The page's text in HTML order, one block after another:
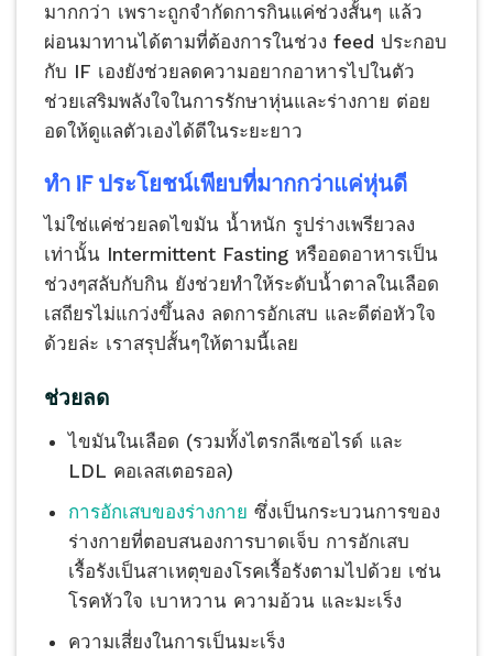
มากกว่า เพราะถูกจำกัดการกินแค่ช่วงสั้นๆ แล้ว
ผ่อนมาทานได้ตามที่ต้องการในช่วง feed ประกอบ
กับ IF เองยังช่วยลดความอยากอาหารไปในตัว
ช่วยเสริมพลังใจในการรักษาหุ่นและร่างกาย ต่อย
อดให้ดูแลตัวเองได้ดีในระยะยาว
ทำIF ประโยชน์เพียบที่มากกว่าแค่หุ่นดี
ไม่ใช่แค่ช่วยลดไขมัน น้ำหนัก รูปร่างเพรียวลง
เท่านั้น Intermittent Fasting หรืออดอาหารเป็น
ช่วงๆสลับกับกิน ยังช่วยทำให้ระดับน้ำตาลในเลือด
เสถียรไม่แกว่งขึ้นลง ลดการอักเสบ และดีต่อหัวใจ
ด้วยล่ะ เราสรุปสั้นๆให้ตามนี้เลย
ช่วยลด
ไขมันในเลือด (รวมทั้งไตรกลีเซอไรด์ และ
LDL คอเลสเตอรอล)
การอักเสบของร่างกาย ซึ่งเป็นกระบวนการของ
ร่างกายที่ตอบสนองการบาดเจ็บ การอักเสบ
เรื้อรังเป็นสาเหตุของโรคเรื้อรังตามไปด้วย เช่น
โรคหัวใจ เบาหวาน ความอ้วน และมะเร็ง
ความเสี่ยงในการเป็นมะเร็ง